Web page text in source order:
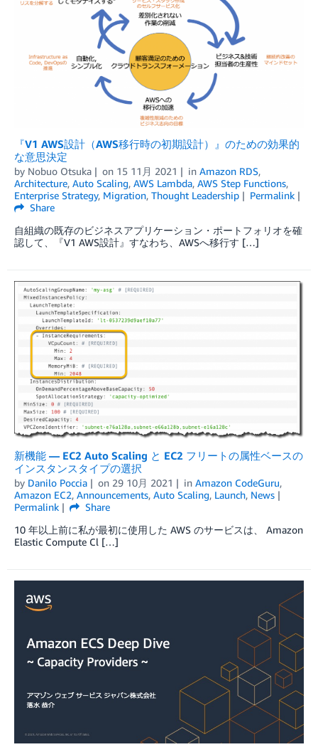
『V1 AWS設計（AWS移行時の初期設計）』のための効果的
な意思決定
by Nobuo Otsuka on 15 11月 2021 in Amazon RDS,
Architecture, Auto Scaling, AWS Lambda, AWS Step Functions,
Enterprise Strategy, Migration, Thought Leadership
Permalink
Share
自組織の既存のビジネスアプリケーション・ポートフォリオを確
認して、『V1 AWS設計』すなわち、AWSへ移行す […]
新機能 — EC2 Auto Scaling と EC2 フリートの属性ベースの
インスタンスタイプの選択
by Danilo Poccia on 29 10月 2021 in Amazon CodeGuru,
Amazon EC2, Announcements, Auto Scaling, Launch, News
Permalink
Share
10 年以上前に私が最初に使用した AWS のサービスは、 Amazon
Elastic Compute Cl […]